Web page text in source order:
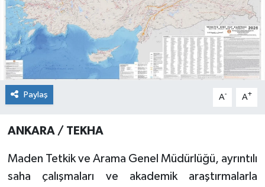
Paylaş A- A+
ANKARA / TEKHA
Maden Tetkik ve Arama Genel Müdürlüğü, ayrıntılı
saha çalışmaları ve akademik araştırmalarla